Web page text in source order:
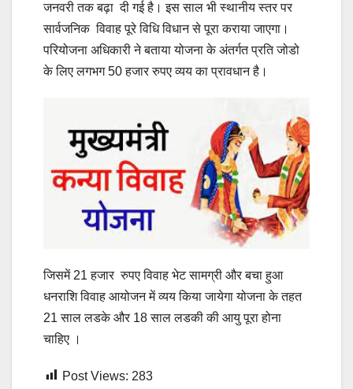
जनवरी तक बढ़ा दी गई है। इस साल भी स्थानीय स्तर पर
सार्वजनिक विवाह पूरे विधि विधान से पूरा कराया जाएगा।
परियोजना अधिकारी ने बताया योजना के अंतर्गत प्रति जोडो
के लिए लगभग 50 हजार रुपए व्यय का प्रावधान है।
जिसमें 21 हजार रुपए विवाह भेट सामग्री और बचा हुआ
धनराशि विवाह आयोजन में व्यय किया जायेगा योजना के तहत
21 साल लडके और 18 साल लडकी की आयु पूरा होना
चाहिए ।
Post Views: 283